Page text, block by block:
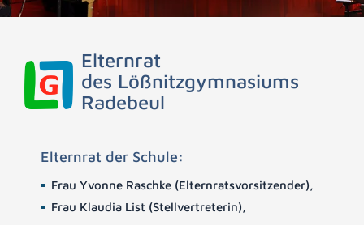
Elternrat
des Lößnitzgymnasiums
Radebeul
Elternrat der Schule:
Frau Yvonne Raschke (Elternratsvorsitzender),
Frau Klaudia List (Stellvertreterin),